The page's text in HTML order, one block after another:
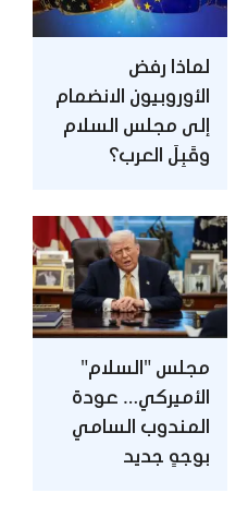
لماذا رفض
الأوروبيون الانضمام
إلى مجلس السلام
وقَبِلَ العرب؟
مجلس "السلام"
الأميركي… عودة
المندوب السامي
بوجهٍ جديد